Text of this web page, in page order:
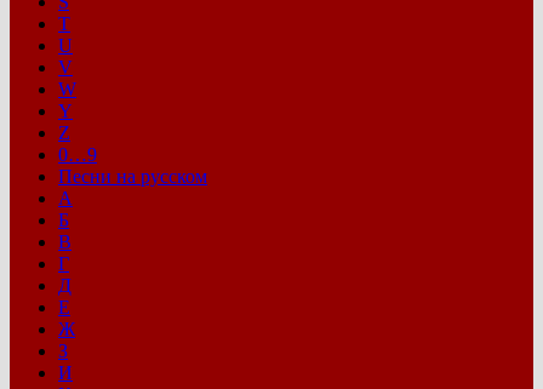
T
U
V
W
Y
Z
0…9
Песни на русском
А
Б
В
Г
Д
Е
Ж
З
И